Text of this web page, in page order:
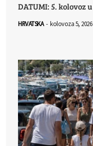
DATUMI: 5. kolovoz
HRVATSKA - kolovoza 5, 2026